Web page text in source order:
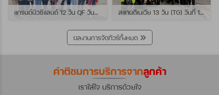
แกรนด์นิวซีแลนด์ 12 วัน QF วันที่ 22 กรกฎาคม - 3 สิงหาคม 2569 เดินทางกับไกด์พี่โจ้ สแกนดิเนเวีย 13 วัน (TG) วันที่ 10-22 กรกฏาคม 2569 เดินทางกับไกด์พี่เต้ย
ผลงานการจัดทัวร์ทั้งหมด
คำติชมการบริการจากลูกค้า
เราใส่ใจ บริการด้วยใจ